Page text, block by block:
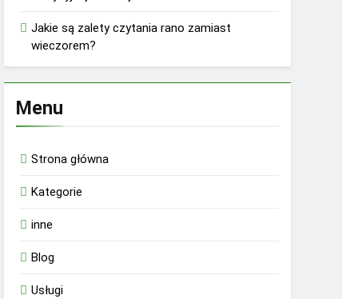
Jakie są zalety czytania rano zamiast
wieczorem?
Menu
Strona główna
Kategorie
inne
Blog
Usługi